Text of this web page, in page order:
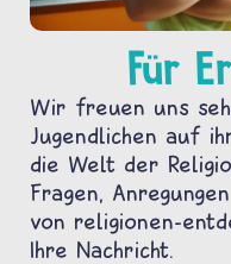
Für
Wir freuen uns
Jugendlichen auf
die Welt der
Fragen,
von religionen-
Ihre Nachricht.